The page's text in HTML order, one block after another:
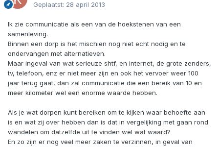
Geplaatst: 28 april 2013
Ik zie communicatie als een van de hoekstenen van een
samenleving.
Binnen een dorp is het mischien nog niet echt nodig en te
ondervangen met alternatieven.
Maar ingeval van wat serieuze shtf, en internet, de grote zenders,
tv, telefoon, enz er niet meer zijn en ook het vervoer weer 100
jaar terug gaat, dan zal communicatie die een bereik van 10 en
meer kilometer wel een enorme waarde hebben.
Als je wat dorpen kunt bereiken om te kijken waar behoefte aan
is en wat zij over hebben dan is dat in vergelijking met gaan rond
wandelen om datzelfde uit te vinden wel wat waard?
En zo zijn er nog veel meer zaken te verzinnen, in geval van